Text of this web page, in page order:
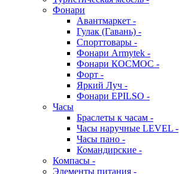
Фонари
Авантмаркет -
Гулак (Гавань) -
Спорттовары -
Фонари Armytek -
Фонари КОСМОС -
Форт -
Яркий Луч -
Фонари EPILSO -
Часы
Браслеты к часам -
Часы наручные LEVEL -
Часы пано -
Командирские -
Компасы -
Элементы питания -